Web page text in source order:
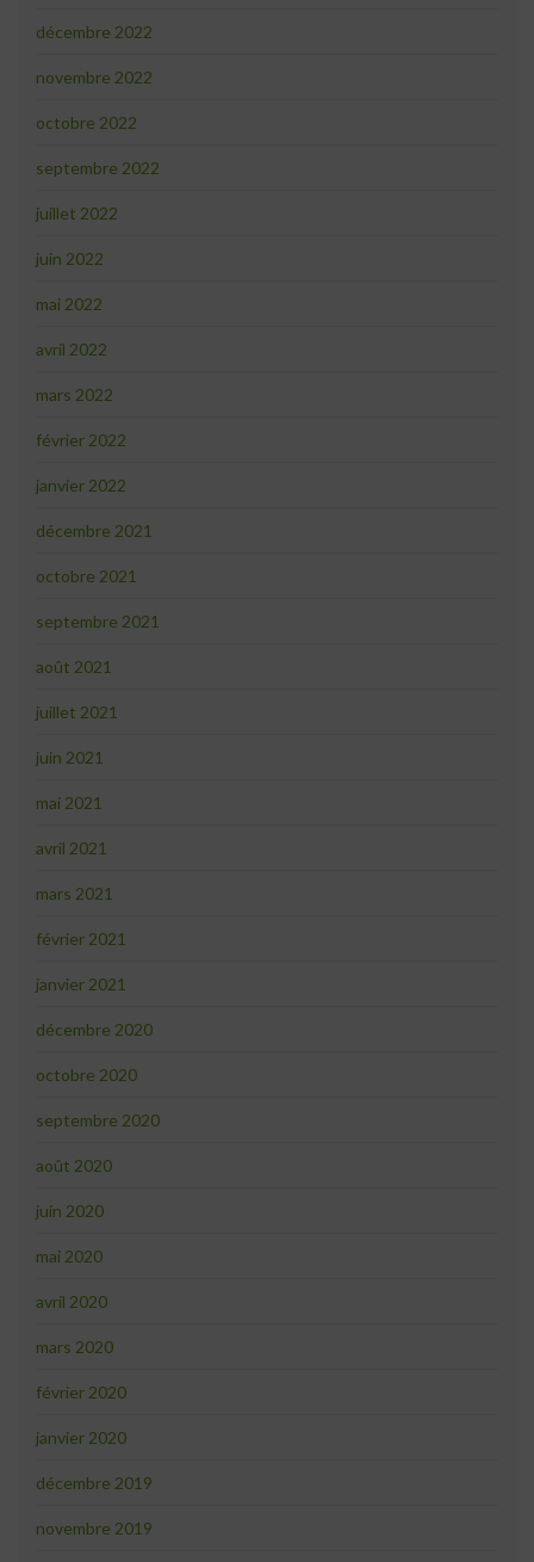
décembre 2022
novembre 2022
octobre 2022
septembre 2022
juillet 2022
juin 2022
mai 2022
avril 2022
mars 2022
février 2022
janvier 2022
décembre 2021
octobre 2021
septembre 2021
août 2021
juillet 2021
juin 2021
mai 2021
avril 2021
mars 2021
février 2021
janvier 2021
décembre 2020
octobre 2020
septembre 2020
août 2020
juin 2020
mai 2020
avril 2020
mars 2020
février 2020
janvier 2020
décembre 2019
novembre 2019